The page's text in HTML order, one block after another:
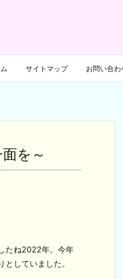
サイトマップ お問い合わ
を～
たね2022年。今年
していました。